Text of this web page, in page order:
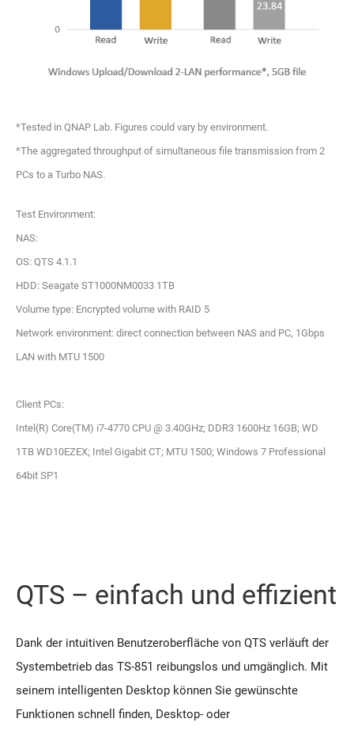
*Tested in QNAP Lab. Figures could vary by environment.
*The aggregated throughput of simultaneous file transmission from 2
PCs to a Turbo NAS.
Test Environment:
NAS:
OS: QTS 4.1.1
HDD: Seagate ST1000NM0033 1TB
Volume type: Encrypted volume with RAID 5
Network environment: direct connection between NAS and PC, 1Gbps
LAN with MTU 1500
Client PCs:
Intel(R) Core(TM) i7-4770 CPU @ 3.40GHz; DDR3 1600Hz 16GB; WD
1TB WD10EZEX; Intel Gigabit CT; MTU 1500; Windows 7 Professional
64bit SP1
QTS – einfach und effizient
Dank der intuitiven Benutzeroberfläche von QTS verläuft der
Systembetrieb das TS-851 reibungslos und umgänglich. Mit
seinem intelligenten Desktop können Sie gewünschte
Funktionen schnell finden, Desktop- oder